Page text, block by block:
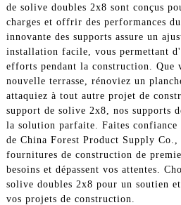
de solive doubles 2x8 sont conçus
charges et offrir des performances
innovante des supports assure un
installation facile, vous permettant
efforts pendant la construction. Que
nouvelle terrasse, rénoviez un
attaquiez à tout autre projet de
support de solive 2x8, nos supports
la solution parfaite. Faites
de China Forest Product Supply
fournitures de construction de
besoins et dépassent vos attentes.
solive doubles 2x8 pour un soutien
vos projets de construction.